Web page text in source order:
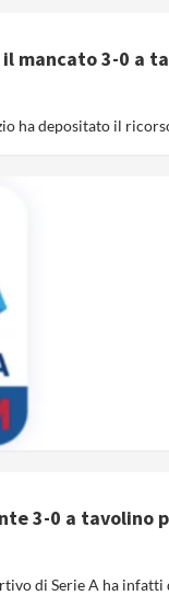
mancato 3-0 a
ha depositato il
3-0 a tavolino
di Serie A ha infatti